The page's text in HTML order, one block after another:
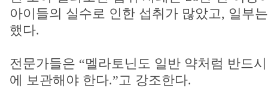
아이들의 실수로 인한 섭취가 많았고, 일부
했다.
전문가들은 “멜라토닌도 일반 약처럼 반드
에 보관해야 한다.”고 강조한다.